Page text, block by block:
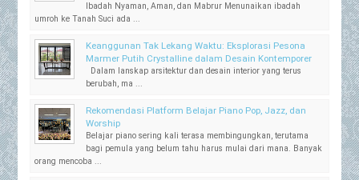
Ibadah Nyaman, Aman, dan Mabrur Menunaikan ibadah
umroh ke Tanah Suci ada ...
Keanggunan Tak Lekang Waktu: Eksplorasi Pesona
Marmer Putih Crystalline dalam Desain Kontemporer
Dalam lanskap arsitektur dan desain interior yang terus
berubah, ma ...
Rekomendasi Platform Belajar Piano Pop, Jazz, dan
Worship
Belajar piano sering kali terasa membingungkan, terutama
bagi pemula yang belum tahu harus mulai dari mana. Banyak
orang mencoba ...